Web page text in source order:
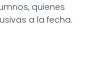
quienes
a la fecha.
LA TRADICIÓN: UNA